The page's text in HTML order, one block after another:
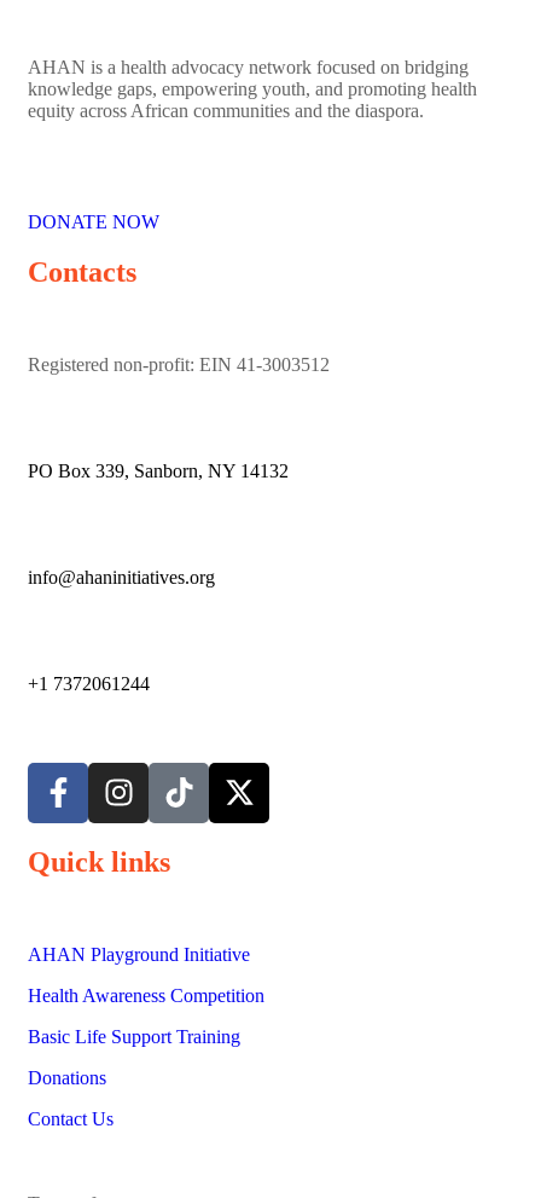
AHAN is a health advocacy network focused on bridging
knowledge gaps, empowering youth, and promoting health
equity across African communities and the diaspora.
DONATE NOW
Contacts
Registered non-profit: EIN 41-3003512
PO Box 339, Sanborn, NY 14132
info@ahaninitiatives.org
+1 7372061244
Quick links
AHAN Playground Initiative
Health Awareness Competition
Basic Life Support Training
Donations
Contact Us